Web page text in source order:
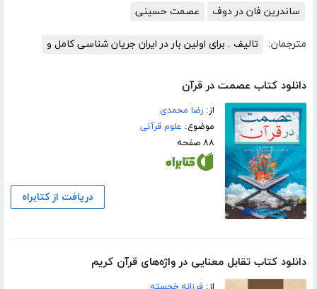
ساندرین فان در دوف
عصمت حسینی
مترجمان: تالیف . برای اولین بار در ایران جریان شناسی کامل و
دانلود کتاب عصمت در قرآن
از:رضا محمدی
موضوع: علوم قرآنی
۸۸ صفحه
دریافت از کتابراه
دانلود کتاب تقابل معنایی در واژه‌های قرآن کریم